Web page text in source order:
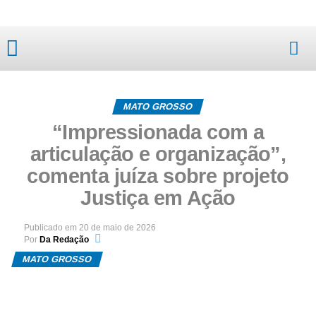
MATO GROSSO
“Impressionada com a
articulação e organização”,
comenta juíza sobre projeto
Justiça em Ação
Publicado em 20 de maio de 2026
Por Da Redação
MATO GROSSO